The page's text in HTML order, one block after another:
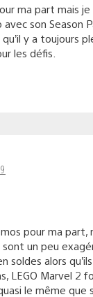
ma part mais je
son Season
y a toujours
les défis.
pour ma part,
un peu
soldes alors
LEGO Marvel 2
le même que